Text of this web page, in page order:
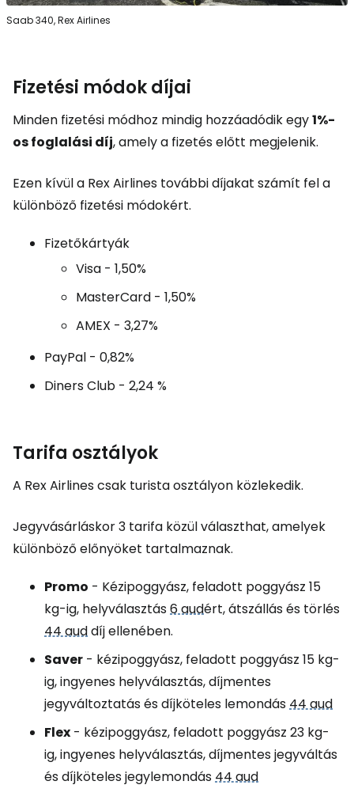
Saab 340, Rex Airlines
Fizetési módok díjai
Minden fizetési módhoz mindig hozzáadódik egy1%-
os foglalási díj, amely a fizetés előtt megjelenik.
Ezen kívül a Rex Airlines további díjakat számít fel a
különböző fizetési módokért.
Fizetőkártyák
Visa - 1,50%
MasterCard - 1,50%
AMEX - 3,27%
PayPal - 0,82%
Diners Club - 2,24 %
Tarifa osztályok
A Rex Airlines csak turista osztályon közlekedik.
Jegyvásárláskor 3 tarifa közül választhat, amelyek
különböző előnyöket tartalmaznak.
Promo - Kézipoggyász, feladott poggyász 15
kg-ig, helyválasztás6 audért, átszállás és törlés
44 auddíj ellenében.
Saver - kézipoggyász, feladott poggyász 15 kg-
ig, ingyenes helyválasztás, díjmentes
jegyváltoztatás és díjköteles lemondás44 aud
Flex - kézipoggyász, feladott poggyász 23 kg-
ig, ingyenes helyválasztás, díjmentes jegyváltás
és díjköteles jegylemondás44 aud